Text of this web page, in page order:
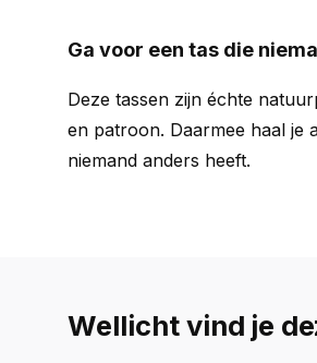
Ga voor een tas die
Deze tassen zijn échte
en patroon. Daarmee haal je
niemand anders heeft.
Wellicht vind je